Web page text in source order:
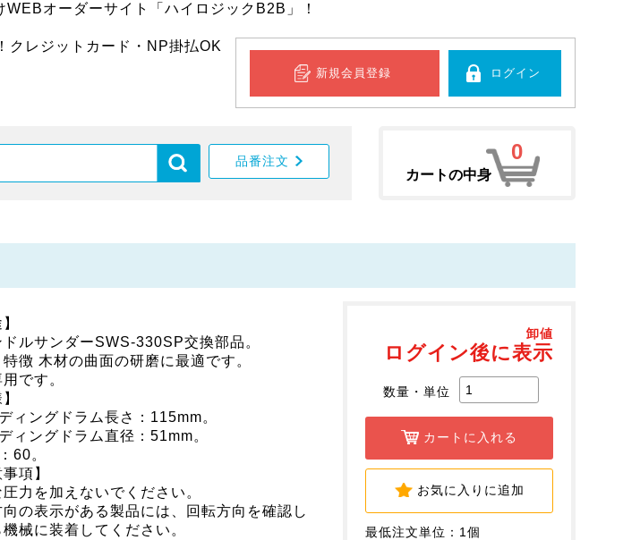
オーダーサイト「ハイロジックB2B」！
クレジットカード・NP掛払OK
新規会員登録 ログイン
品番注文
カートの中身
0
卸値
ログイン後に表示
数量・単位
カートに入れる
お気に入りに追加
最低注文単位：1個
ドルサンダーSWS-330SP交換部品。
徴 木材の曲面の研磨に最適です。
です。
ィングドラム長さ：115mm。
ィングドラム直径：51mm。
60。
事項】
力を加えないでください。
向の表示がある製品には、回転方向を確認し
械に装着してください。